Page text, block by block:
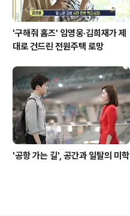
'구해줘 홈즈' 임영웅·김희재가 제
대로 건드린 전원주택 로망
'공항 가는 길', 공간과 일탈의 미학